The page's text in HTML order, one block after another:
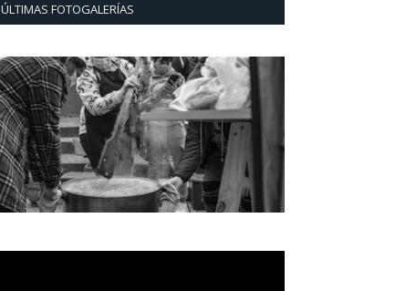
ÚLTIMAS FOTOGALERÍAS